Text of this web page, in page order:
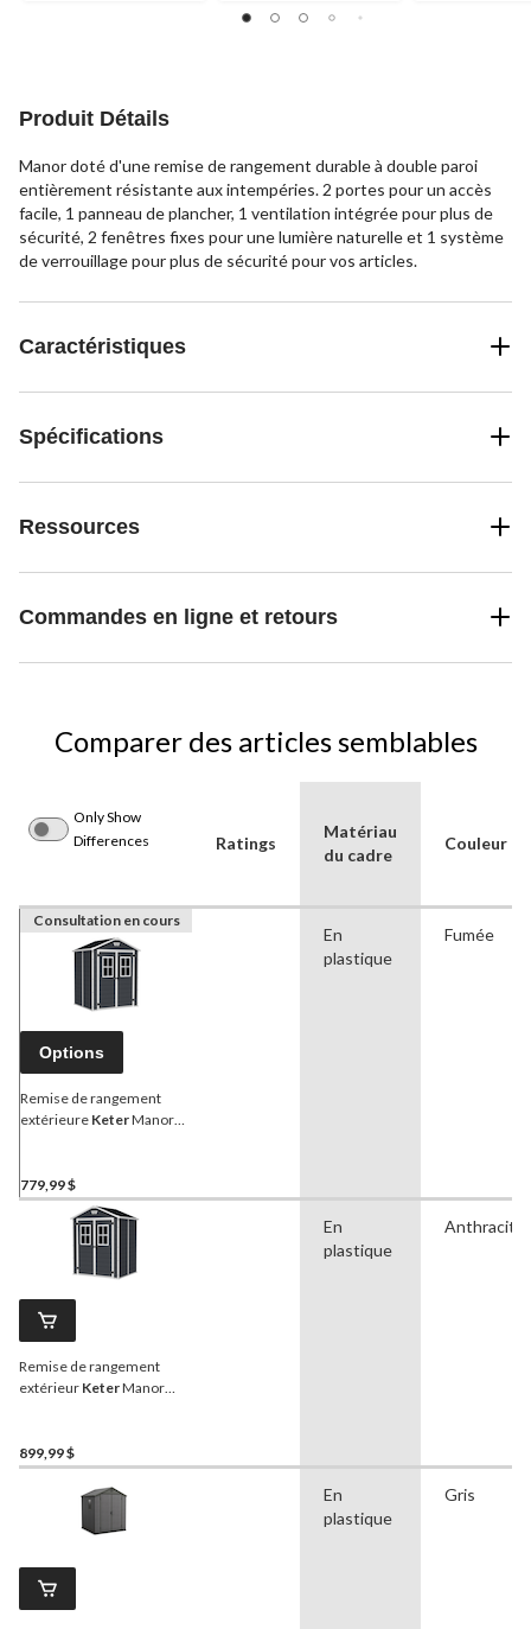
Produit Détails
Manor doté d'une remise de rangement durable à double paroi
entièrement résistante aux intempéries. 2 portes pour un accès
facile, 1 panneau de plancher, 1 ventilation intégrée pour plus de
sécurité, 2 fenêtres fixes pour une lumière naturelle et 1 système
de verrouillage pour plus de sécurité pour vos articles.
Caractéristiques
Spécifications
Ressources
Commandes en ligne et retours
Comparer des articles semblables
Only Show
Differences
Ratings
Matériau
du cadre
Couleur
Consultation en cours
Options
Remise de rangement
extérieure KeterManor
gris foncé, 6 x 5 pi
779,99 $
En
plastique
Fumée
Remise de rangement
extérieur KeterManor
899,99 $
En
plastique
Anthracite
En
plastique
Gris